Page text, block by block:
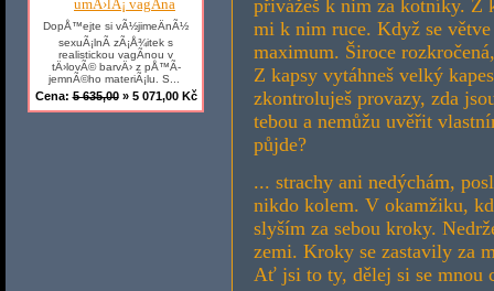
přivážeš k nim za kotníky. Z
mi k nim ruce. Když se
maximum. Široce
Z kapsy vytáhneš velký
zkontroluješ provazy, zda
tebou a nemůžu uvěřit
půjde?
... strachy ani nedýchám,
nikdo kolem. V okamžiku,
slyším za sebou kroky.
zemi. Kroky se zastavily za
Ať jsi to ty, dělej si se mnou
DopÅ™ejte si vÃ½jimeÄnÃ½
sexuÃ¡lnÃ­ zÃ¡Å¾itek s
realistickou vagÃ­nou v
tÄ›lovÃ© barvÄ› z pÅ™Ã­
jemnÃ©ho materiÃ¡lu. S...
Cena:5 635,00» 5 071,00 Kč